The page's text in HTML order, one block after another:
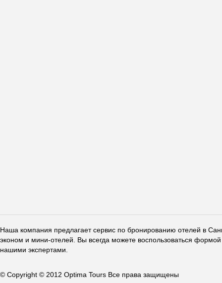
Наша компания предлагает сервис по бронированию отелей в
эконом и мини-отелей. Вы всегда можете воспользоваться
нашими экспертами.
© Copyright © 2012 Optima Tours Все права защищены